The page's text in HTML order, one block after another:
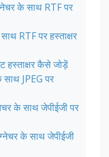
के साथ RTF पर
RTF पर हस्ताक्षर
हस्ताक्षर कैसे जोड़ें
JPEG पर
के साथ जेपीईजी पर
के साथ जेपीईजी